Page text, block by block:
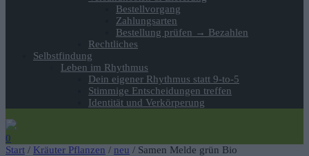
Bestellvorgang
Zahlungsarten
Bestellung prüfen → Bezahlen
Rechtliches
Selbstfindung
Leben im Rhythmus
Dein eigener Rhythmus statt 9-to-5
Stimmige Entscheidungen treffen
Identität und Verkörperung
0
Start / Kräuter Pflanzen / neu / Samen Melde grün Bio